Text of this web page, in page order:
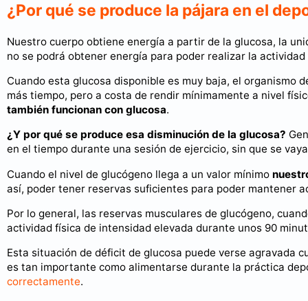
¿Por qué se produce la pájara en el
Nuestro cuerpo obtiene energía a partir de la glucosa, la
no se podrá obtener energía para poder realizar la actividad
Cuando esta glucosa disponible es muy baja, el organismo
más tiempo, pero a costa de rendir mínimamente a nivel
también funcionan con glucosa.
¿Y por qué se produce esa disminución de la glucosa?
en el tiempo durante una sesión de ejercicio, sin que se
Cuando el nivel de glucógeno llega a un valor mínimo
así, poder tener reservas suficientes para poder mantener
Por lo general, las reservas musculares de glucógeno,
actividad física de intensidad elevada durante unos 90
Esta situación de déficit de glucosa puede verse agravada
es tan importante como alimentarse durante la práctica
correctamente.